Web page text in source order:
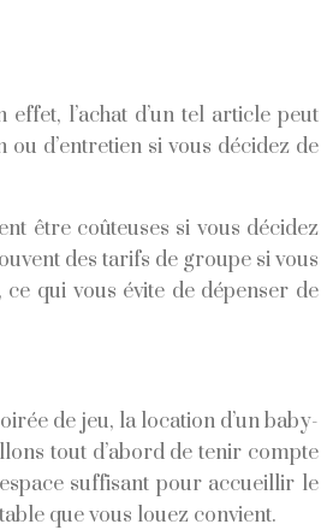
l’achat d’un tel article peut
d’entretien si vous décidez de
être coûteuses si vous décidez
des tarifs de groupe si vous
qui vous évite de dépenser de
de jeu, la location d’un baby-
tout d’abord de tenir compte
suffisant pour accueillir le
que vous louez convient.